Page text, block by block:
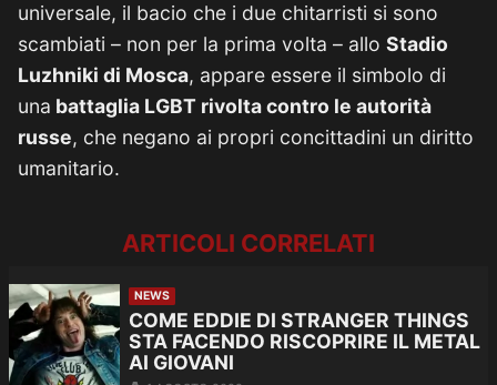
universale, il bacio che i due chitarristi si sono
scambiati – non per la prima volta – allo Stadio
Luzhniki di Mosca, appare essere il simbolo di
una battaglia LGBT rivolta contro le autorità
russe, che negano ai propri concittadini un diritto
umanitario.
ARTICOLI CORRELATI
NEWS
COME EDDIE DI STRANGER THINGS
STA FACENDO RISCOPRIRE IL METAL
AI GIOVANI